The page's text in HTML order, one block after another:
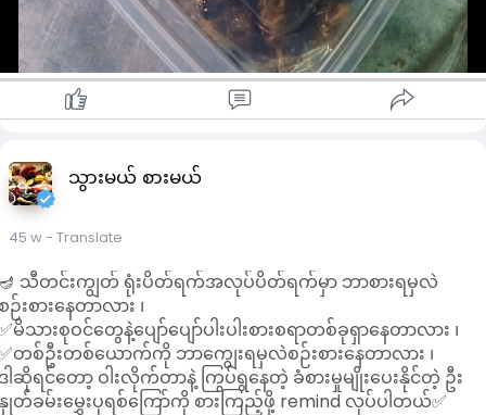
သွားမယ် စားမယ်
45 w- Translate
သီတင်းကျွတ် ရုံးပိတ်ရက်အလုပ်ပိတ်ရက်မှာ ဘာစားရမှလဲ
ဉ်းစားနေတာလား ၊
မိသားစုဝင်တွေနဲ့ပျော်ပျော်ပါးပါးစားစရာတစ်ခုရှာနေတာလား ၊
တစ်ဦးတစ်ယောက်ကို ဘာကျွေးရမှလဲစဉ်းစားနေတာလား ၊
ါဆိုရင်တော့ ဝါးလိုက်တာနဲ့ ကြွပ်ရွနေတဲ့ ခံစားမှုမျိုးပေးနိုင်တဲ့ ဦး
တ်ခမ်းမွှေးပုရစ်ကြော်ကို စားကြည့်ဖို့ remind လုပ်ပါတယ်✅